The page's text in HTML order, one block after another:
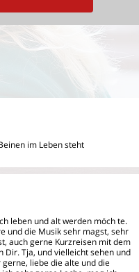
im Leben steht
leben und alt werden möch te.
und die Musik sehr magst, sehr
auch gerne Kurzreisen mit dem
Dir. Tja, und vielleicht sehen und
liebe die alte und die